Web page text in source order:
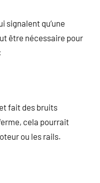
signalent qu’une
être nécessaire pour
fait des bruits
cela pourrait
ou les rails.